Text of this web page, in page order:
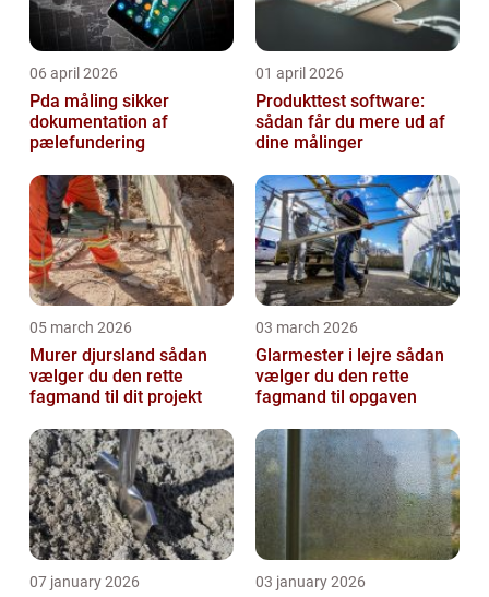
06 april 2026
Pda måling sikker
dokumentation af
pælefundering
01 april 2026
Produkttest software:
sådan får du mere ud af
dine målinger
05 march 2026
Murer djursland sådan
vælger du den rette
fagmand til dit projekt
03 march 2026
Glarmester i lejre sådan
vælger du den rette
fagmand til opgaven
07 january 2026 03 january 2026